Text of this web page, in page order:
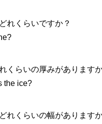
れくらいですか？
くらいの厚みがあります
the ice?
れくらいの幅があります